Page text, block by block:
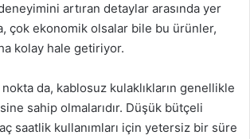
artıran detaylar arasında yer
çok ekonomik olsalar bile bu ürünler,
kolay hale getiriyor.
da, kablosuz kulaklıkların genellikle
sahip olmalarıdır. Düşük bütçeli
saatlik kullanımları için yetersiz bir süre